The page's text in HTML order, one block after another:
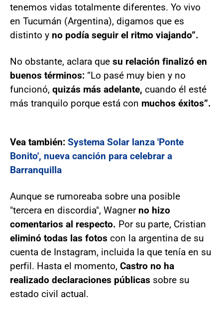
tenemos vidas totalmente diferentes. Yo vivo
en Tucumán (Argentina), digamos que es
distinto y no podía seguir el ritmo viajando”.
No obstante, aclara que su relación finalizó en
buenos términos: “Lo pasé muy bien y no
funcionó, quizás más adelante, cuando él esté
más tranquilo porque está con muchos éxitos”.
Vea también: Systema Solar lanza 'Ponte
Bonito', nueva canción para celebrar a
Barranquilla
Aunque se rumoreaba sobre una posible
"tercera en discordia", Wagner no hizo
comentarios al respecto. Por su parte, Cristian
eliminó todas las fotos con la argentina de su
cuenta de Instagram, incluida la que tenía en su
perfil. Hasta el momento, Castro no ha
realizado declaraciones públicas sobre su
estado civil actual.